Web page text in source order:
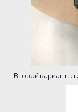
Второй вариант